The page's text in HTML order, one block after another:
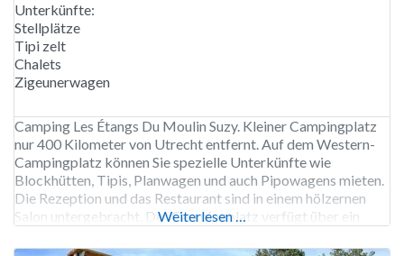
Unterkünfte:
Stellplätze
Tipi zelt
Chalets
Zigeunerwagen
Camping Les Étangs Du Moulin Suzy. Kleiner Campingplatz
nur 400 Kilometer von Utrecht entfernt. Auf dem Western-
Campingplatz können Sie spezielle Unterkünfte wie
Blockhütten, Tipis, Planwagen und auch Pipowagens mieten.
Die Rezeption und das Restaurant sind in einem hölzernen
Salon untergebracht. Der Campingplatz verfügt über ein
können Sie in den 3 Angelteichen angeln, eine Massage,
Weiterlesen …